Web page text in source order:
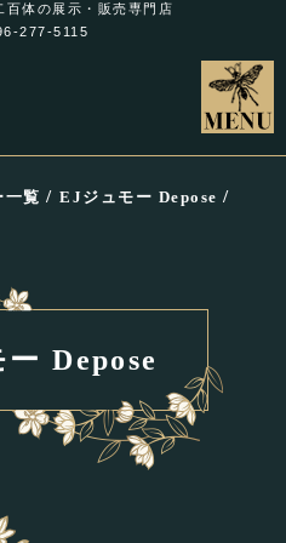
百体の展示・販売専門店
277-5115
一覧 / EJジュモー Depose /
Depose